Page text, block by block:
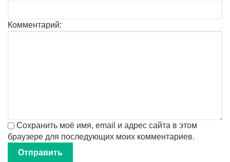
Комментарий:
Сохранить моё имя, email и адрес сайта в этом
браузере для последующих моих комментариев.